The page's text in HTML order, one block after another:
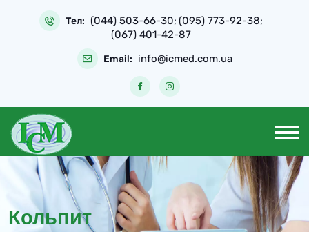
Тел: (044) 503-66-30; (095) 773-92-38;
(067) 401-42-87
Email: info@icmed.com.ua
Кольпит